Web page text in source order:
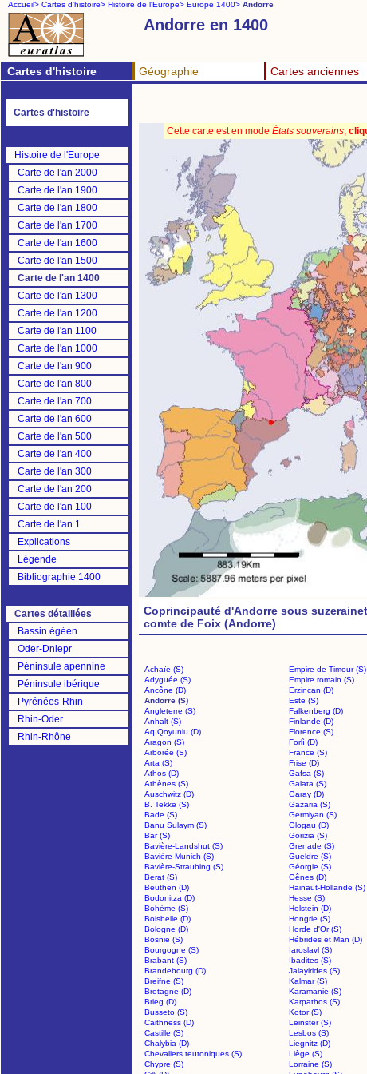
Accueil> Cartes d'histoire> Histoire de l'Europe> Europe 1400> Andorre
Andorre en 1400
Cartes d'histoire Géographie Cartes anciennes
Cartes d'histoire
Histoire de l'Europe
Carte de l'an 2000
Carte de l'an 1900
Carte de l'an 1800
Carte de l'an 1700
Carte de l'an 1600
Carte de l'an 1500
Carte de l'an 1400
Carte de l'an 1300
Carte de l'an 1200
Carte de l'an 1100
Carte de l'an 1000
Carte de l'an 900
Carte de l'an 800
Carte de l'an 700
Carte de l'an 600
Carte de l'an 500
Carte de l'an 400
Carte de l'an 300
Carte de l'an 200
Carte de l'an 100
Carte de l'an 1
Explications
Légende
Bibliographie 1400
Cartes détaillées
Bassin égéen
Oder-Dniepr
Péninsule apennine
Péninsule ibérique
Pyrénées-Rhin
Rhin-Oder
Rhin-Rhône
Cette carte est en mode États souverains,
Coprincipauté d'Andorre sous
comte de Foix (Andorre) .
Achaïe (S) Empire de Timour (S)
Adyguée (S)
Empire romain (S)
Ancône (D)
Erzincan (D)
Andorre (S)
Este (S)
Angleterre (S)
Falkenberg (D)
Anhalt (S)
Finlande (D)
Aq Qoyunlu (D)
Florence (S)
Aragon (S)
Forlì (D)
Arborée (S)
France (S)
Arta (S)
Frise (D)
Athos (D)
Gafsa (S)
Athènes (S)
Galata (S)
Auschwitz (D)
Garay (D)
B. Tekke (S)
Gazaria (S)
Bade (S)
Germiyan (S)
Banu Sulaym (S)
Glogau (D)
Bar (S)
Gorizia (S)
Bavière-Landshut (S)
Grenade (S)
Bavière-Munich (S)
Gueldre (S)
Bavière-Straubing (S)
Géorgie (S)
Berat (S)
Gênes (D)
Beuthen (D)
Hainaut-Hollande (S)
Bodonitza (D)
Hesse (S)
Bohème (S)
Holstein (D)
Boisbelle (D)
Hongrie (S)
Bologne (D)
Horde d'Or (S)
Bosnie (S)
Hébrides et Man (D)
Bourgogne (S)
Iaroslavl (S)
Brabant (S)
Ibadites (S)
Brandebourg (D)
Jalayirides (S)
Breifne (S)
Kalmar (S)
Bretagne (D)
Karamanie (S)
Brieg (D)
Karpathos (S)
Busseto (S)
Kotor (S)
Caithness (D)
Leinster (S)
Castille (S)
Lesbos (S)
Chalybia (D)
Liegnitz (D)
Chevaliers teutoniques (S)
Liège (S)
Chypre (S)
Lorraine (S)